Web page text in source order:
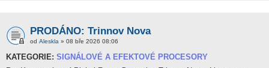
PRODÁNO: Trinnov Nova
od Aleskla » 08 bře 2026 08:06
KATEGORIE: SIGNÁLOVÉ A EFEKTOVÉ PROCESORY